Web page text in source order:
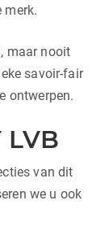
merk.
maar nooit
savoir-fair
ontwerpen.
LVB
van dit
we u ook